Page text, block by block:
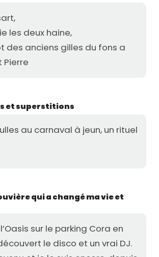
les deux haine,
des anciens gilles du fons a
Pierre
et superstitions
au carnaval à jeun, un rituel
qui a changé ma vie et
sur le parking Cora en
le disco et un vrai DJ.